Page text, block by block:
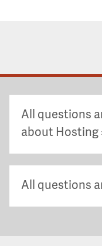
All questions
about Hosting
All questions